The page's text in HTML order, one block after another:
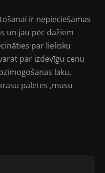
ir nepieciešamas
un jau pēc dažiem
par lielisku
par izdevīgu cenu
laku,
paletes ,mūsu